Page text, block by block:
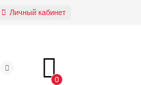
Личный кабинет
0